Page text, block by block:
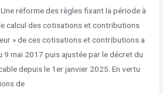
Une réforme des règles fixant la période à
calcul des cotisations et contributions
» de ces cotisations et contributions a
9 mai 2017 puis ajustée par le décret du
depuis le 1er janvier 2025. En vertu
de